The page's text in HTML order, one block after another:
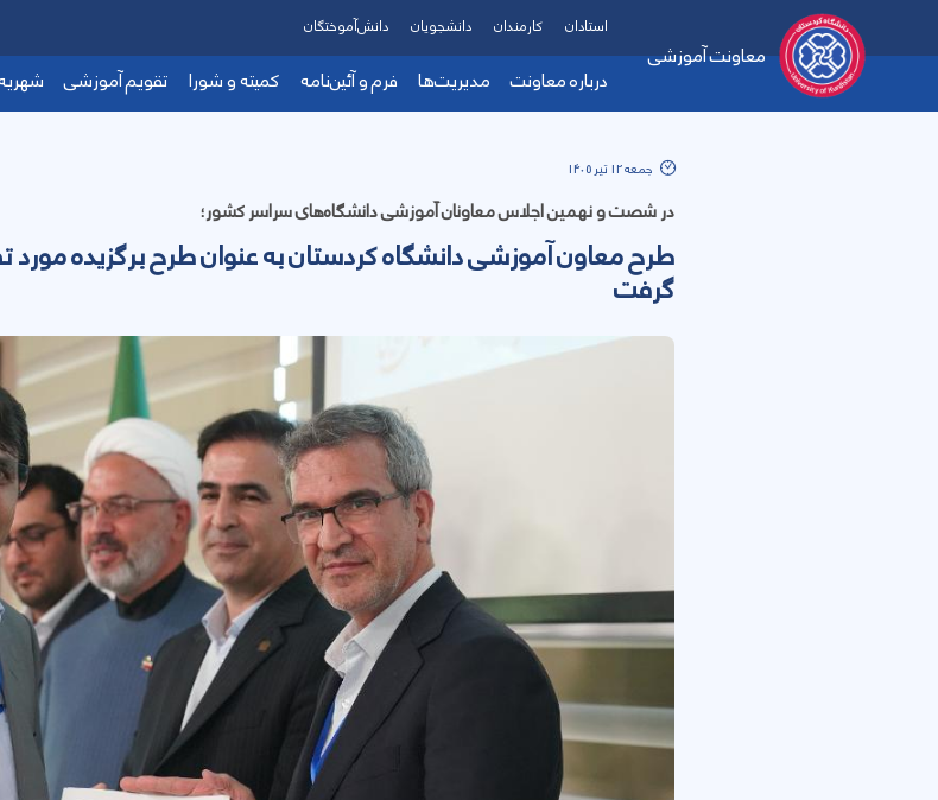
معاونت آموزشی
درباره معاونت
معاونین پیشین دانشگاه
ارتباط با ما
نمودار سازمانی
مدیریت‌ها
مرکز آموزش‌های نوین و آزاد
مدیریت برنامه‌ریزی و توسعه آموزشی
فرم‌ و آئین‌نامه‌
مدرس مدعو
کمیته و شورا
مصوبات شورای آموزشی
کمیته ترفیعات
دستورالعمل نحوه اعطای پایه تشویقی
تقویم آموزشی
استادان کارمندان دانشجویان دانش‌آموختگان
جمعه 12 تیر 1405
در شصت و نهمین اجلاس معاونان آموزشی دانشگاه‌های سراسر کشور؛
طرح معاون آموزشی دانشگاه کردستان به عنوان طرح برگزیده مورد
گرفت